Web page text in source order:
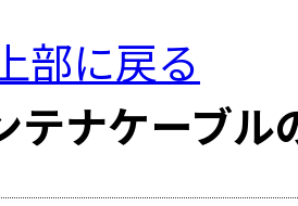
部に戻る
テナケーブル